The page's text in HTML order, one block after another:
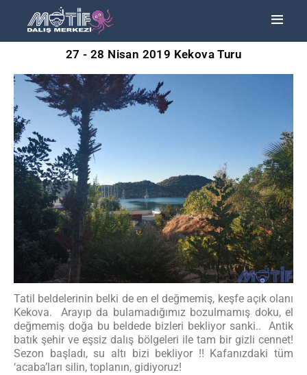
TURLAR
EĞITIMLER –
KURSLAR
FOTOĞRAF
ALBÜMLERI
ÜCRETLERIMIZ
HAKKIMIZDA
İLETIŞIM
27 - 28 Nisan 2019 Kekova Turu
Tatil beldelerinin belki de en el değmemiş, keşfe açık olanı
Kekova. Arayıp da bulamadığımız bozulmamış doku, el
değmemiş doğa bu beldede bizleri bekliyor sanki.. Antik
batık şehir ve eşsiz dalış bölgeleri ile tam bir gizli cennet!
Sezon başladı, su altı bizi bekliyor !! Kafanızdaki tüm
‘acaba’ları silin, toplanın, gidiyoruz!